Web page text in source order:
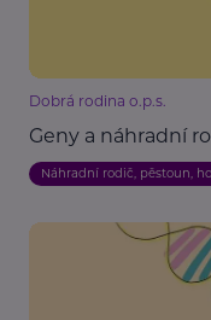
Dobrá rodina o.p.s.
Geny a náhradní
Náhradní rodič, pěstoun,